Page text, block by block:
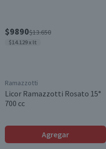
Chile
Graduación Alcohólica
35.0°
Nota
de 18 años.
$9890$13.650
$14.129 x lt
Ramazzotti
Licor Ramazzotti Rosato 15°
700 cc
Agregar